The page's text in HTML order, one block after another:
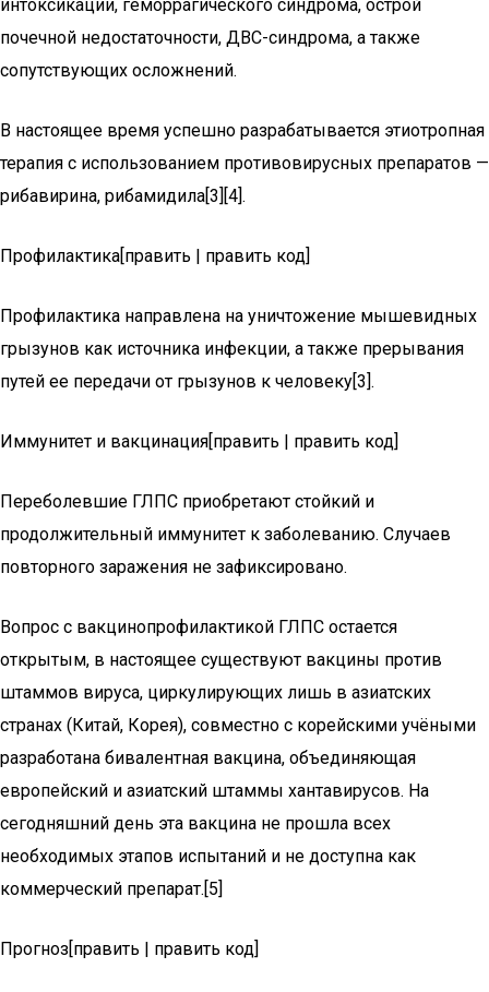
интоксикации, геморрагического синдрома, острой
почечной недостаточности, ДВС-синдрома, а также
сопутствующих осложнений.
В настоящее время успешно разрабатывается этиотропная
терапия с использованием противовирусных препаратов —
рибавирина, рибамидила[3][4].
Профилактика[править | править код]
Профилактика направлена на уничтожение мышевидных
грызунов как источника инфекции, а также прерывания
путей ее передачи от грызунов к человеку[3].
Иммунитет и вакцинация[править | править код]
Переболевшие ГЛПС приобретают стойкий и
продолжительный иммунитет к заболеванию. Случаев
повторного заражения не зафиксировано.
Вопрос с вакцинопрофилактикой ГЛПС остается
открытым, в настоящее существуют вакцины против
штаммов вируса, циркулирующих лишь в азиатских
странах (Китай, Корея), совместно с корейскими учёными
разработана бивалентная вакцина, объединяющая
европейский и азиатский штаммы хантавирусов. На
сегодняшний день эта вакцина не прошла всех
необходимых этапов испытаний и не доступна как
коммерческий препарат.[5]
Прогноз[править | править код]